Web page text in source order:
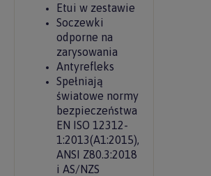
Etui w zestawie
Soczewki
odporne na
zarysowania
Antyrefleks
Spełniają
światowe normy
bezpieczeństwa
EN ISO 12312-
1:2013(A1:2015),
ANSI Z80.3:2018
i AS/NZS